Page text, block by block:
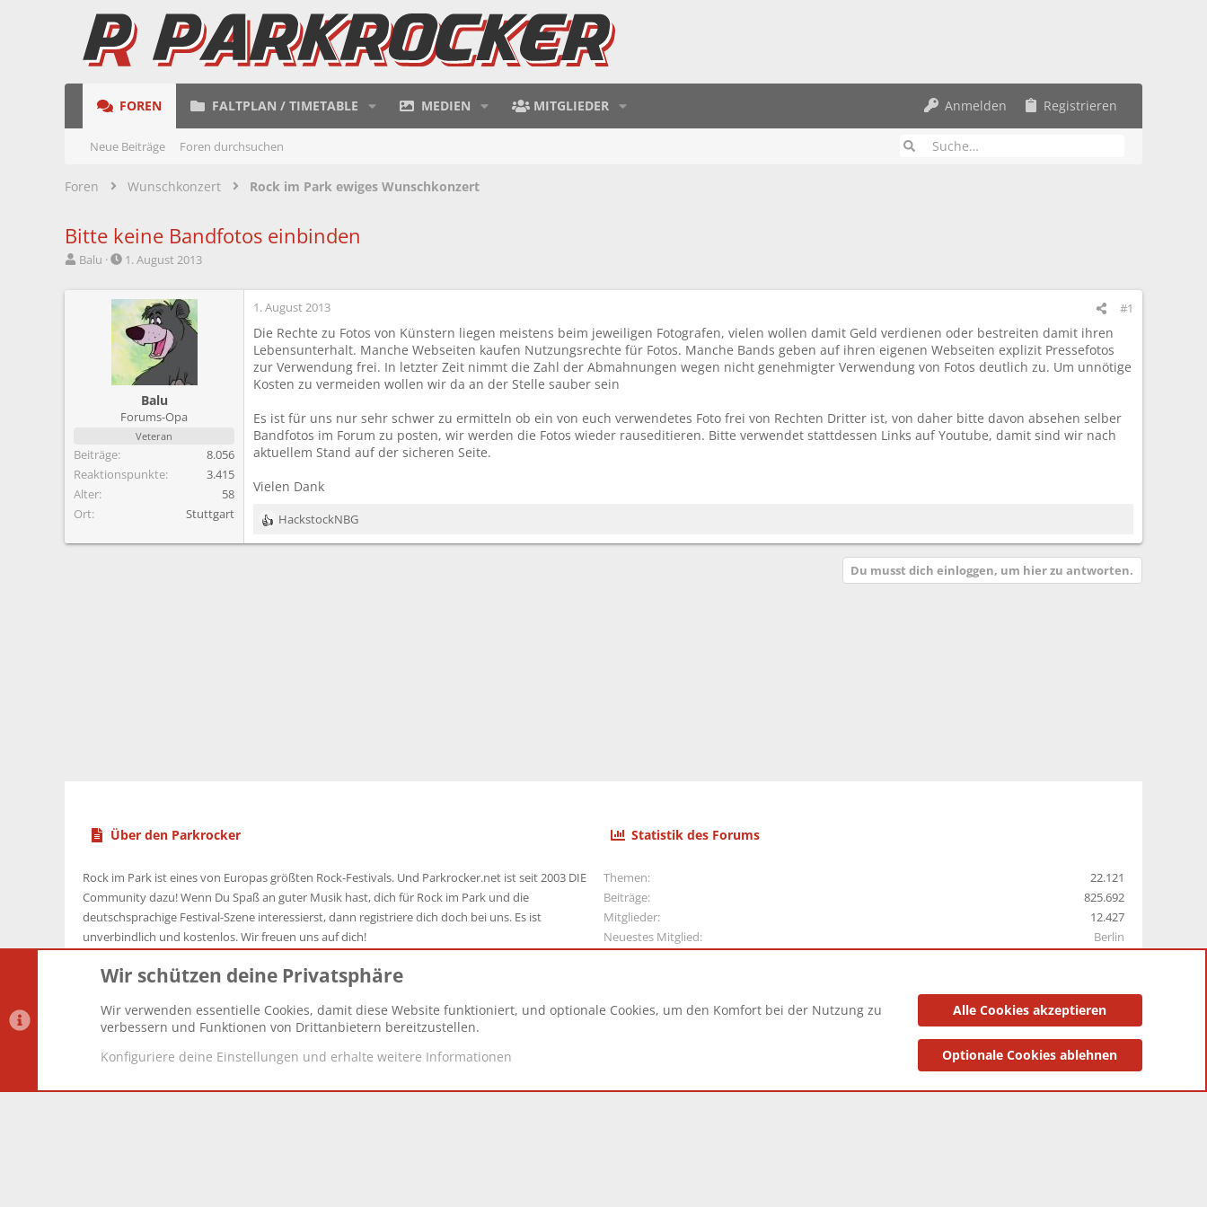
FOREN FALTPLAN / TIMETABLE MEDIEN MITGLIEDER Anmelden Registrieren
Neue Beiträge Foren durchsuchen
Foren Wunschkonzert Rock im Park ewiges Wunschkonzert
Bitte keine Bandfotos einbinden
E
Balu
E
t
e
l
a
1. August 2013
Balu
Forums-Opa
Veteran
Beiträge
8.056
Reaktionspunkte
3.415
Alter
58
Ort
Stuttgart
1. August 2013 #1
Die Rechte zu Fotos von Künstern liegen meistens beim jeweiligen Fotografen, vielen wollen damit Geld verdienen oder bestreiten damit ihren
Lebensunterhalt. Manche Webseiten kaufen Nutzungsrechte für Fotos. Manche Bands geben auf ihren eigenen Webseiten explizit Pressefotos
zur Verwendung frei. In letzter Zeit nimmt die Zahl der Abmahnungen wegen nicht genehmigter Verwendung von Fotos deutlich zu. Um unnötige
Kosten zu vermeiden wollen wir da an der Stelle sauber sein
Es ist für uns nur sehr schwer zu ermitteln ob ein von euch verwendetes Foto frei von Rechten Dritter ist, von daher bitte davon absehen selber
Bandfotos im Forum zu posten, wir werden die Fotos wieder rauseditieren. Bitte verwendet stattdessen Links auf Youtube, damit sind wir nach
aktuellem Stand auf der sicheren Seite.
Vielen Dank
R
e
HackstockNBG
Du musst dich einloggen, um hier zu antworten.
Über den Parkrocker
Rock im Park ist eines von Europas größten Rock-Festivals. Und Parkrocker.net ist seit 2003 DIE
Community dazu! Wenn Du Spaß an guter Musik hast, dich für Rock im Park und die
deutschsprachige Festival-Szene interessierst, dann registriere dich doch bei uns. Es ist
unverbindlich und kostenlos. Wir freuen uns auf dich!
Statistik des Forums
Themen
22.121
Beiträge
825.692
Mitglieder
12.427
Neuestes Mitglied
Berlin
Datenschutz-Einstellungen PR Light Deutsch [Du] Datenschutzerklärung Impressum
Wir schützen deine Privatsphäre
Wir verwenden essentielle Cookies, damit diese Website funktioniert, und optionale Cookies, um den Komfort bei der Nutzung zu
verbessern und Funktionen von Drittanbietern bereitzustellen.
Konfiguriere deine Einstellungen und erhalte weitere Informationen
Alle Cookies akzeptieren
Optionale Cookies ablehnen